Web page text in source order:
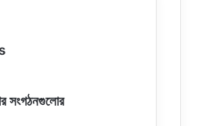
সংগঠনগুলোর